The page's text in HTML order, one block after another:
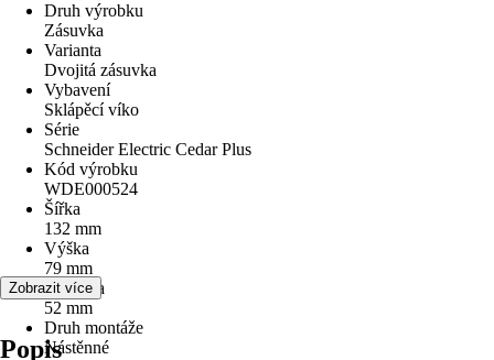
Druh výrobku
Zásuvka
Varianta
Dvojitá zásuvka
Vybavení
Sklápěcí víko
Série
Schneider Electric Cedar Plus
Kód výrobku
WDE000524
Šířka
132 mm
Výška
79 mm
Hloubka
52 mm
Druh montáže
Nástěnné
Zobrazit více
Popis